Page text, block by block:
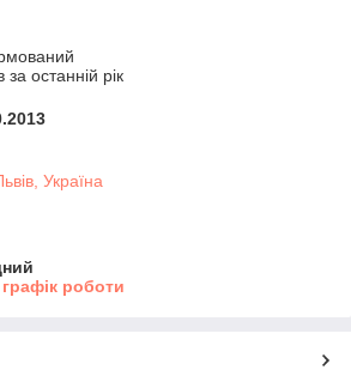
за останній рік
Україна
роботи